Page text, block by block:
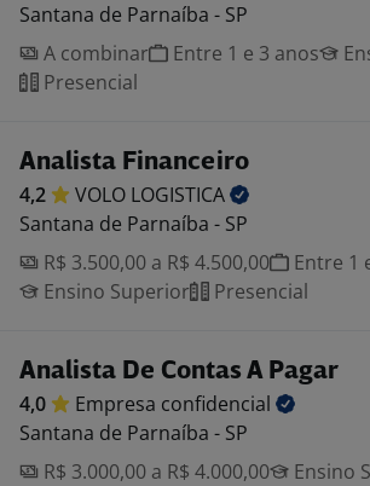
Santana de Parnaíba - SP
A combinar
Entre 1 e 3 anos
Presencial
Analista Financeiro
4,2 VOLO LOGISTICA
Santana de Parnaíba - SP
R$ 3.500,00 a R$ 4.500,00
Entre 1
Ensino Superior
Presencial
Analista De Contas A Pagar
4,0 Empresa confidencial
Santana de Parnaíba - SP
R$ 3.000,00 a R$ 4.000,00
Ensino